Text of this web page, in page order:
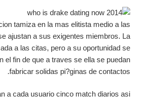
tamiza en la mas elitista medio a las
ajustan a sus exigentes miembros. La
a las citas, pero a su oportunidad se
el fin de que a traves se ella se puedan
fabricar solidas pi?ginas de contactos.
a cada usuario cinco match diarios asi